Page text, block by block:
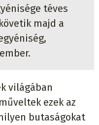
téves
majd a
világában
ezek az
butaságokat